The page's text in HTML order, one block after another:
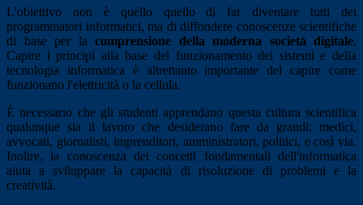
L'obiettivo non è quello quello di far diventare tutti dei
programmatori informatici, ma di diffondere conoscenze scientifiche
di base per la comprensione della moderna società digitale.
Capire i principi alla base del funzionamento dei sistemi e della
tecnologia informatica è altrettanto importante del capire come
funzionano l'elettricità o la cellula.
È necessario che gli studenti apprendano questa cultura scientifica
qualunque sia il lavoro che desiderano fare da grandi: medici,
avvocati, giornalisti, imprenditori, amministratori, politici, e così via.
Inoltre, la conoscenza dei concetti fondamentali dell'informatica
aiuta a sviluppare la capacità di risoluzione di problemi e la
creatività.